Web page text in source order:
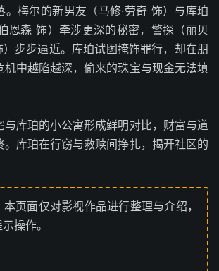
。梅尔的新男友（马修·劳奇 饰）与库珀
恩森 饰）牵涉更深的秘密，警探（丽贝
）步步逼近。库珀试图掩饰罪行，却在朋
机中越陷越深，偷来的珠宝与现金无法填
与库珀的小公寓形成鲜明对比，财富与道
。库珀在行窃与救赎间挣扎，揭开社区的
本页面仅对影视作品进行整理与介绍，
操作。